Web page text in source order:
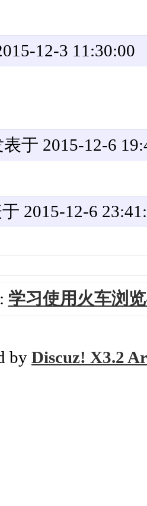
12-3 11:30:00
表于 2015-12-6
2015-12-6
学习使用火车浏
by Discuz! X3.2